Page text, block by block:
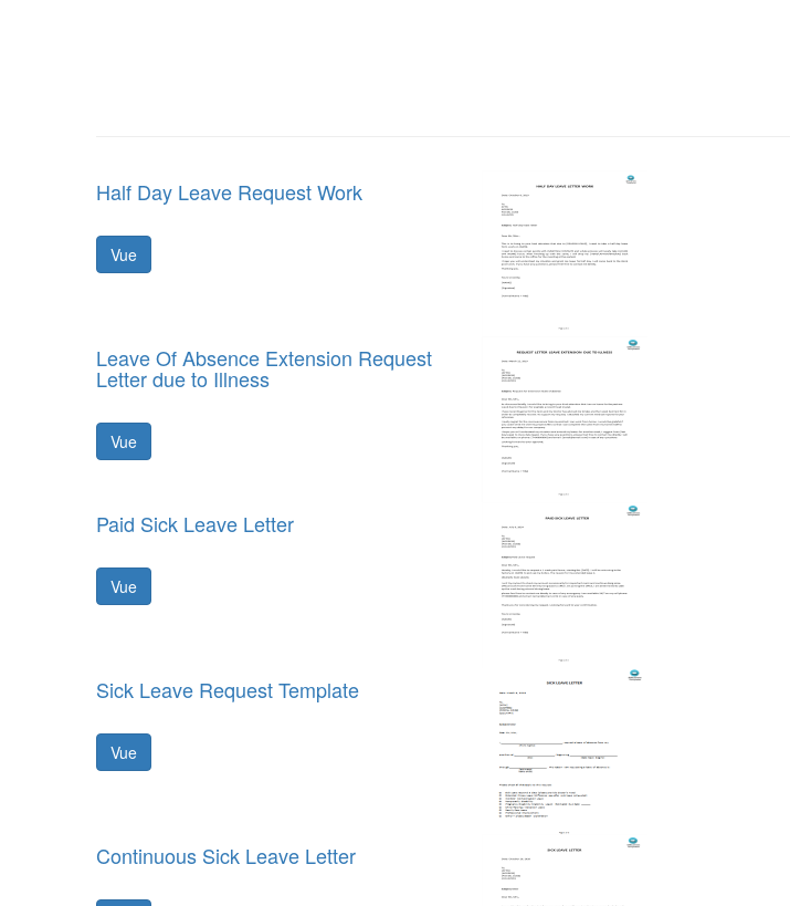
Half Day Leave Request Work
Vue
Leave Of Absence Extension Request
Letter due to Illness
Vue
Paid Sick Leave Letter
Vue
Sick Leave Request Template
Vue
Continuous Sick Leave Letter